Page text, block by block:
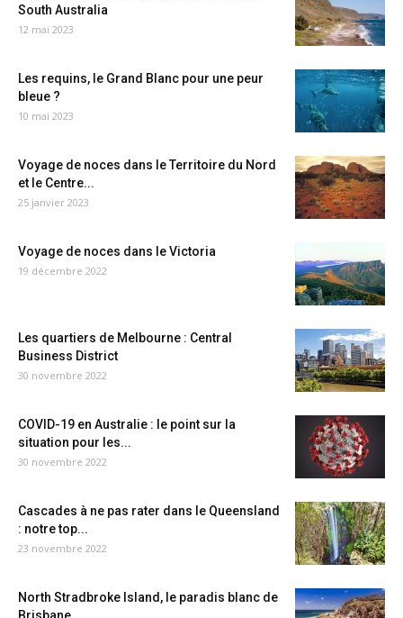
South Australia
12 mai 2023
Les requins, le Grand Blanc pour une peur
bleue ?
10 mai 2023
Voyage de noces dans le Territoire du Nord
et le Centre...
25 janvier 2023
Voyage de noces dans le Victoria
19 décembre 2022
Les quartiers de Melbourne : Central
Business District
30 novembre 2022
COVID-19 en Australie : le point sur la
situation pour les...
30 novembre 2022
Cascades à ne pas rater dans le Queensland
: notre top...
23 novembre 2022
North Stradbroke Island, le paradis blanc de
Brisbane